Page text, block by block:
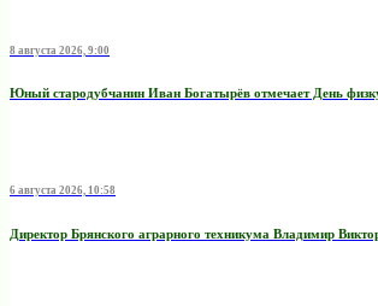
8 августа 2026, 9:00
Юный стародубчанин Иван Богатырёв отмечает День
6 августа 2026, 10:58
Директор Брянского аграрного техникума Владимир